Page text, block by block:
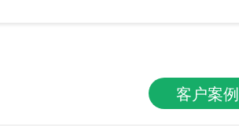
客户案例